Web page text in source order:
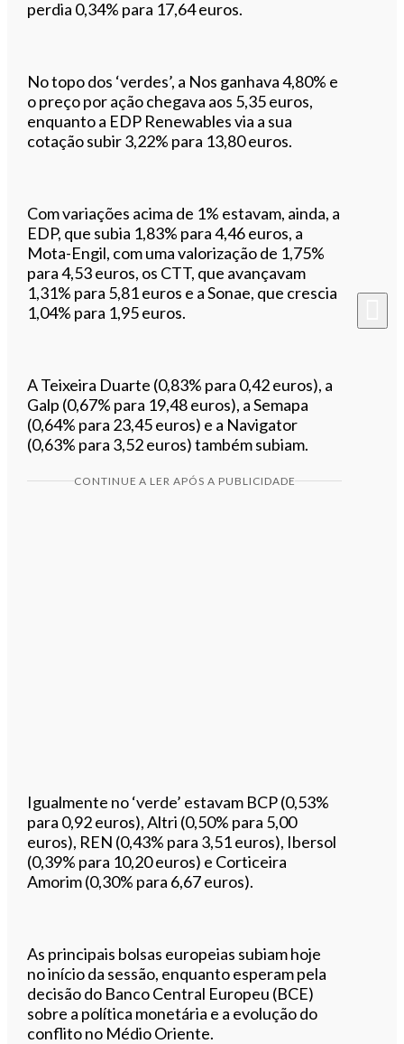
perdia 0,34% para 17,64 euros.
No topo dos ‘verdes’, a Nos ganhava 4,80% e
o preço por ação chegava aos 5,35 euros,
enquanto a EDP Renewables via a sua
cotação subir 3,22% para 13,80 euros.
Com variações acima de 1% estavam, ainda, a
EDP, que subia 1,83% para 4,46 euros, a
Mota-Engil, com uma valorização de 1,75%
para 4,53 euros, os CTT, que avançavam
1,31% para 5,81 euros e a Sonae, que crescia
1,04% para 1,95 euros.
A Teixeira Duarte (0,83% para 0,42 euros), a
Galp (0,67% para 19,48 euros), a Semapa
(0,64% para 23,45 euros) e a Navigator
(0,63% para 3,52 euros) também subiam.
CONTINUE A LER APÓS A PUBLICIDADE
Igualmente no ‘verde’ estavam BCP (0,53%
para 0,92 euros), Altri (0,50% para 5,00
euros), REN (0,43% para 3,51 euros), Ibersol
(0,39% para 10,20 euros) e Corticeira
Amorim (0,30% para 6,67 euros).
As principais bolsas europeias subiam hoje
no início da sessão, enquanto esperam pela
decisão do Banco Central Europeu (BCE)
sobre a política monetária e a evolução do
conflito no Médio Oriente.